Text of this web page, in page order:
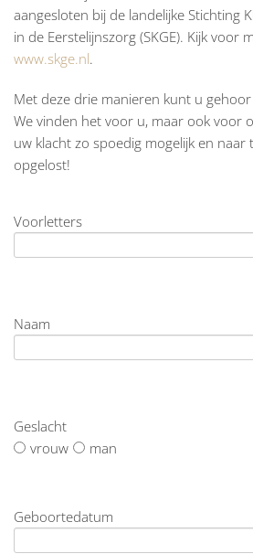
aangesloten bij de landelijke Stichting
in de Eerstelijnszorg (SKGE). Kijk voor
www.skge.nl.
Met deze drie manieren kunt u
We vinden het voor u, maar ook voor
uw klacht zo spoedig mogelijk en
opgelost!
Voorletters
Naam
Geslacht
vrouw
man
Geboortedatum